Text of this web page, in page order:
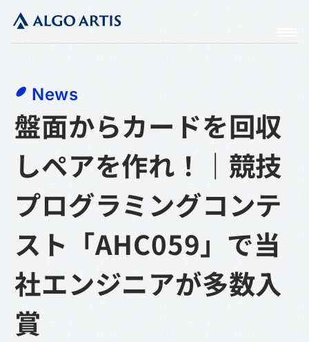
News
盤面からカードを回収
しペアを作れ！｜競技
プログラミングコンテ
スト「AHC059」で当
社エンジニアが多数入
賞